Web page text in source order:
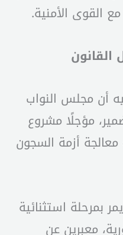
القوى الأمنية.
القانون
أن مجلس النواب
مؤجلًا مشروع
أزمة السجون
بمرحلة استثنائية
معبرين عن